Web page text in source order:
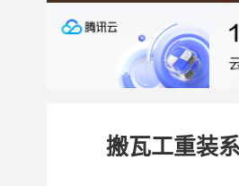
搬瓦工重装